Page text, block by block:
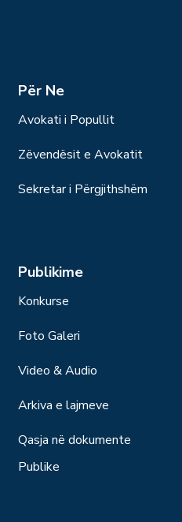
Për Ne
Avokati i Popullit
Zëvendësit e Avokatit
Sekretar i Përgjithshëm
Publikime
Konkurse
Foto Galeri
Video & Audio
Arkiva e lajmeve
Qasja në dokumente
Publike